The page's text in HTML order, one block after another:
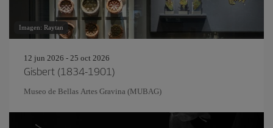
Imagen: Raytan
12 jun 2026 - 25 oct 2026
Gisbert (1834-1901)
Museo de Bellas Artes Gravina (MUBAG)